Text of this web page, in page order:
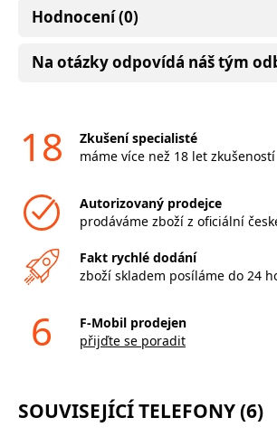
Hodnocení (0)
Na otázky odpovídá náš tým
18
Zkušení specialisté
máme více než 18 let zkušeností
Autorizovaný prodejce
prodáváme zboží z oficiální
Fakt rychlé dodání
zboží skladem posíláme do 24
6
F-Mobil prodejen
přijďte se poradit
SOUVISEJÍCÍ TELEFONY (6)